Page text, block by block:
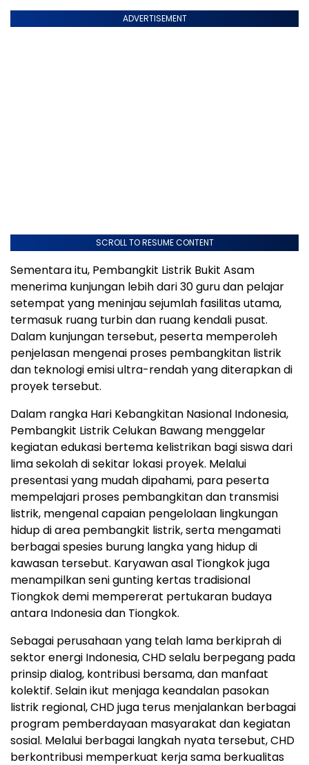
ADVERTISEMENT
SCROLL TO RESUME CONTENT
Sementara itu, Pembangkit Listrik Bukit Asam
menerima kunjungan lebih dari 30 guru dan pelajar
setempat yang meninjau sejumlah fasilitas utama,
termasuk ruang turbin dan ruang kendali pusat.
Dalam kunjungan tersebut, peserta memperoleh
penjelasan mengenai proses pembangkitan listrik
dan teknologi emisi ultra-rendah yang diterapkan di
proyek tersebut.
Dalam rangka Hari Kebangkitan Nasional Indonesia,
Pembangkit Listrik Celukan Bawang menggelar
kegiatan edukasi bertema kelistrikan bagi siswa dari
lima sekolah di sekitar lokasi proyek. Melalui
presentasi yang mudah dipahami, para peserta
mempelajari proses pembangkitan dan transmisi
listrik, mengenal capaian pengelolaan lingkungan
hidup di area pembangkit listrik, serta mengamati
berbagai spesies burung langka yang hidup di
kawasan tersebut. Karyawan asal Tiongkok juga
menampilkan seni gunting kertas tradisional
Tiongkok demi mempererat pertukaran budaya
antara Indonesia dan Tiongkok.
Sebagai perusahaan yang telah lama berkiprah di
sektor energi Indonesia, CHD selalu berpegang pada
prinsip dialog, kontribusi bersama, dan manfaat
kolektif. Selain ikut menjaga keandalan pasokan
listrik regional, CHD juga terus menjalankan berbagai
program pemberdayaan masyarakat dan kegiatan
sosial. Melalui berbagai langkah nyata tersebut, CHD
berkontribusi memperkuat kerja sama berkualitas